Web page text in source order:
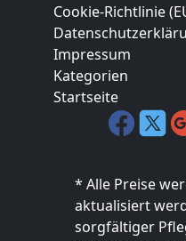
Cookie-Richtlinie
Impressum
Kategorien
Startseite
* Alle Preise
aktualisiert
sorgfältiger